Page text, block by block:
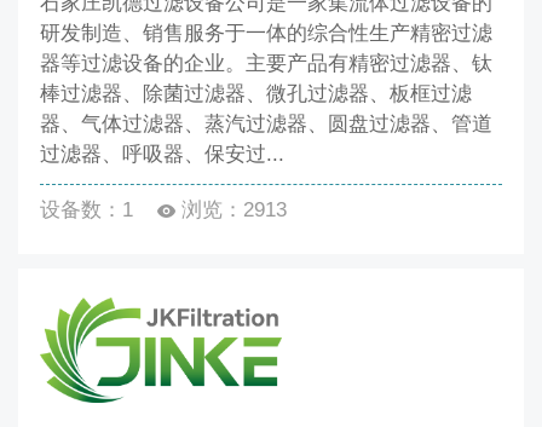
研发制造、销售服务于一体的综合性生产精密过滤
器等过滤设备的企业。主要产品有精密过滤器、钛
棒过滤器、除菌过滤器、微孔过滤器、板框过滤
器、气体过滤器、蒸汽过滤器、圆盘过滤器、管道
过滤器、呼吸器、保安过...
设备数：1 浏览：2913